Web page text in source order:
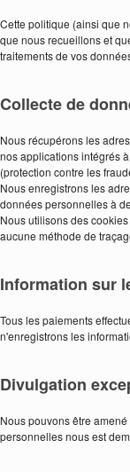
Cette politique (ainsi que
que nous recueillons et
traitements de vos
Collecte de
Nous récupérons les
nos applications intégrés
(protection contre les
Nous enregistrons les
données personnelles à
Nous utilisons des
aucune méthode de
Information sur
Tous les paiements
n'enregistrons les
Divulgation
Nous pouvons être
personnelles nous est